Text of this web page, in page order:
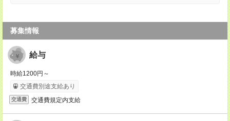
募集情報
給与
時給1200円～
交通費別途支給あり
交通費 交通費規定内支給